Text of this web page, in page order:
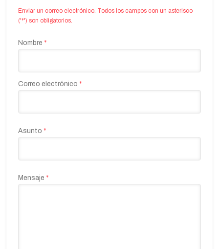
Enviar un correo electrónico. Todos los campos con un asterisco
('*') son obligatorios.
Nombre *
Correo electrónico *
Asunto *
Mensaje *